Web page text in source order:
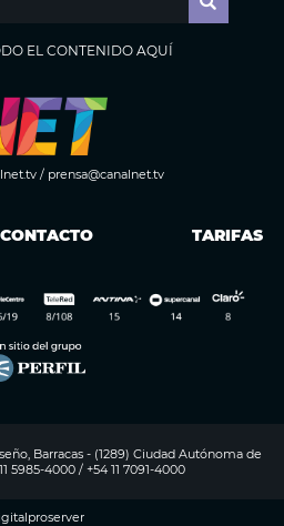
EL CONTENIDO AQUÍ
/ prensa@canalnet.tv
CONTACTO TARIFAS
Barracas - (1289) Ciudad Autónoma de
5985-4000 / +54 11 7091-4000